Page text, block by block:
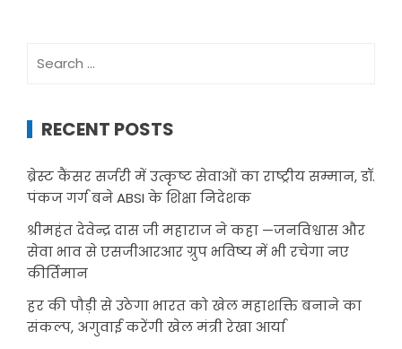
for:
RECENT POSTS
ब्रेस्ट कैंसर सर्जरी में उत्कृष्ट सेवाओं का राष्ट्रीय सम्मान, डॉ.
पंकज गर्ग बने ABSI के शिक्षा निदेशक
श्रीमहंत देवेन्द्र दास जी महाराज ने कहा —जनविश्वास और
सेवा भाव से एसजीआरआर ग्रुप भविष्य में भी रचेगा नए
कीर्तिमान
हर की पौड़ी से उठेगा भारत को खेल महाशक्ति बनाने का
संकल्प, अगुवाई करेंगी खेल मंत्री रेखा आर्या